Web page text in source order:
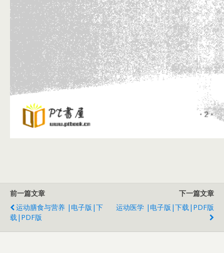
前一篇文章
运动膳食与营养 |电子版|下
载|PDF版
下一篇文章
运动医学 |电子版|下载|PDF版